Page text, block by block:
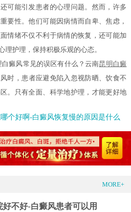
能引发患者的心理问题。然而，许多
要性。他们可能因病情而自卑、焦虑，
情绪不仅不利于病情的恢复，还可能加
理护理，保持积极乐观的心态。
癜风常见的误区有什么？云南昆明白癜
时，患者应避免陷入忽视防晒、饮食不
。只有全面、科学地护理，才能更好地
个好啊-白癜风恢复慢的原因是什么
MORE+
不好-白癜风患者可以用